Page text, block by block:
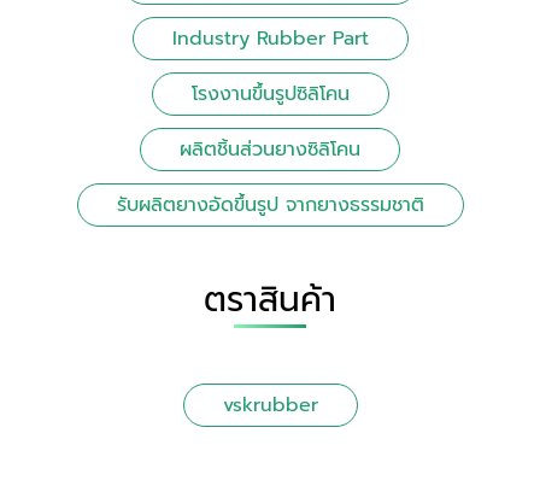
Industry Rubber Part
โรงงานขึ้นรูปซิลิโคน
ผลิตชิ้นส่วนยางซิลิโคน
รับผลิตยางอัดขึ้นรูป จากยางธรรมชาติ
ตราสินค้า
vskrubber